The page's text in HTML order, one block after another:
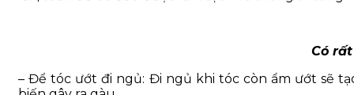
Có
– Để tóc ướt đi ngủ: Đi ngủ khi tóc còn ẩm ướt sẽ